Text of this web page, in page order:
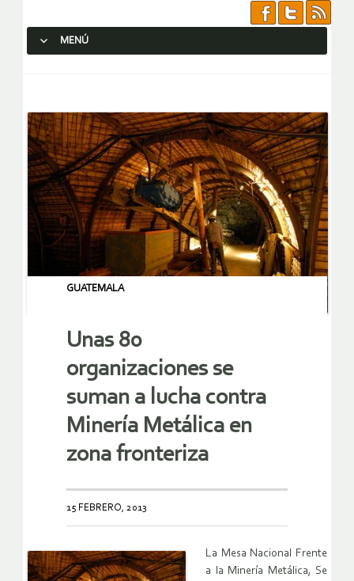
MENÚ
GUATEMALA
Unas 80
organizaciones se
suman a lucha contra
Minería Metálica en
zona fronteriza
15 FEBRERO, 2013
La Mesa Nacional Frente
a la Minería Metálica, Se